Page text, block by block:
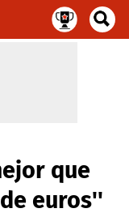
que
euros''